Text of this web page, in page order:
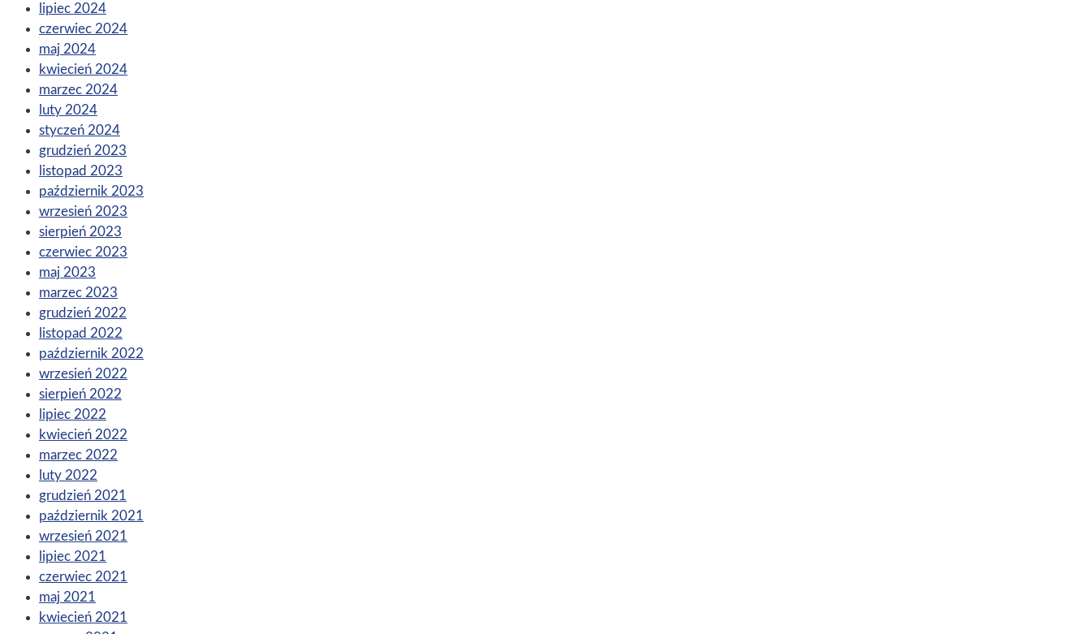
lipiec 2024
czerwiec 2024
maj 2024
kwiecień 2024
marzec 2024
luty 2024
styczeń 2024
grudzień 2023
listopad 2023
październik 2023
wrzesień 2023
sierpień 2023
czerwiec 2023
maj 2023
marzec 2023
grudzień 2022
listopad 2022
październik 2022
wrzesień 2022
sierpień 2022
lipiec 2022
kwiecień 2022
marzec 2022
luty 2022
grudzień 2021
październik 2021
wrzesień 2021
lipiec 2021
czerwiec 2021
maj 2021
kwiecień 2021